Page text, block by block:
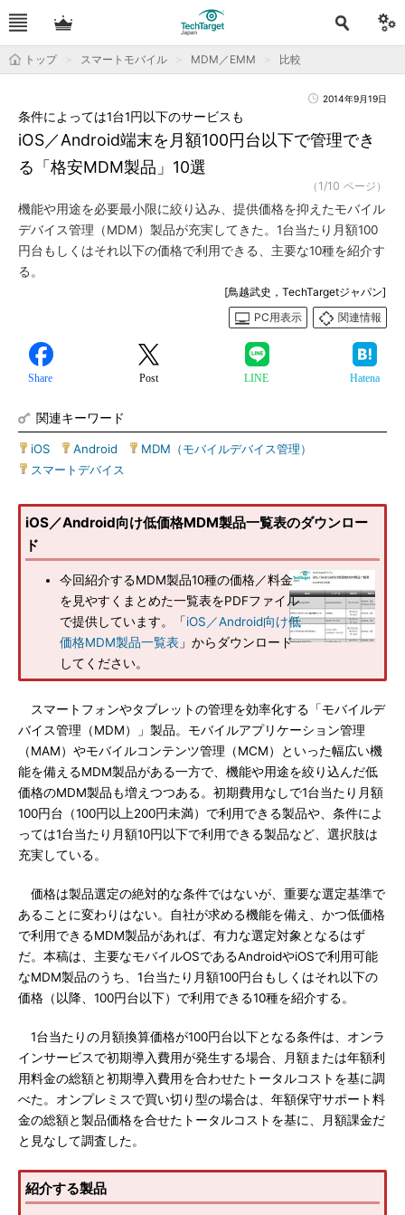
トップ スマートモバイル MDM／EMM 比較
2014年9月19日
iOS／Android端末を月額100円台以下で管理でき
る「格安MDM製品」10選
条件によっては1台1円以下のサービスも
（1/10 ページ）
機能や用途を必要最小限に絞り込み、提供価格を抑えたモバイル
デバイス管理（MDM）製品が充実してきた。1台当たり月額100
円台もしくはそれ以下の価格で利用できる、主要な10種を紹介す
る。
[鳥越武史，TechTargetジャパン]
PC用表示
関連情報
Share Post LINE Hatena
関連キーワード
iOS Android MDM（モバイルデバイス管理）
スマートデバイス
iOS／Android向け低価格MDM製品一覧表のダウンロー
ド
今回紹介するMDM製品10種の価格／料金
を見やすくまとめた一覧表をPDFファイル
で提供しています。「iOS／Android向け低
価格MDM製品一覧表 」からダウンロード
してください。
スマートフォンやタブレットの管理を効率化する「モバイルデ
バイス管理（MDM）」製品。モバイルアプリケーション管理
（MAM）やモバイルコンテンツ管理（MCM）といった幅広い機
能を備えるMDM製品がある一方で、機能や用途を絞り込んだ低
価格のMDM製品も増えつつある。初期費用なしで1台当たり月額
100円台（100円以上200円未満）で利用できる製品や、条件によ
っては1台当たり月額10円以下で利用できる製品など、選択肢は
充実している。
価格は製品選定の絶対的な条件ではないが、重要な選定基準で
あることに変わりはない。自社が求める機能を備え、かつ低価格
で利用できるMDM製品があれば、有力な選定対象となるはず
だ。本稿は、主要なモバイルOSであるAndroidやiOSで利用可能
なMDM製品のうち、1台当たり月額100円台もしくはそれ以下の
価格（以降、100円台以下）で利用できる10種を紹介する。
1台当たりの月額換算価格が100円台以下となる条件は、オンラ
インサービスで初期導入費用が発生する場合、月額または年額利
用料金の総額と初期導入費用を合わせたトータルコストを基に調
べた。オンプレミスで買い切り型の場合は、年額保守サポート料
金の総額と製品価格を合せたトータルコストを基に、月額課金だ
と見なして調査した。
紹介する製品